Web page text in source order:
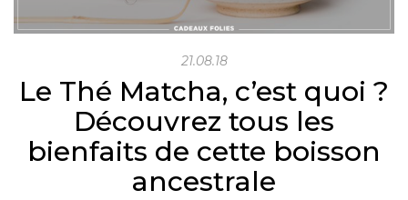
21.08.18
Le Thé Matcha, c’est quoi ?
Découvrez tous les
bienfaits de cette boisson
ancestrale